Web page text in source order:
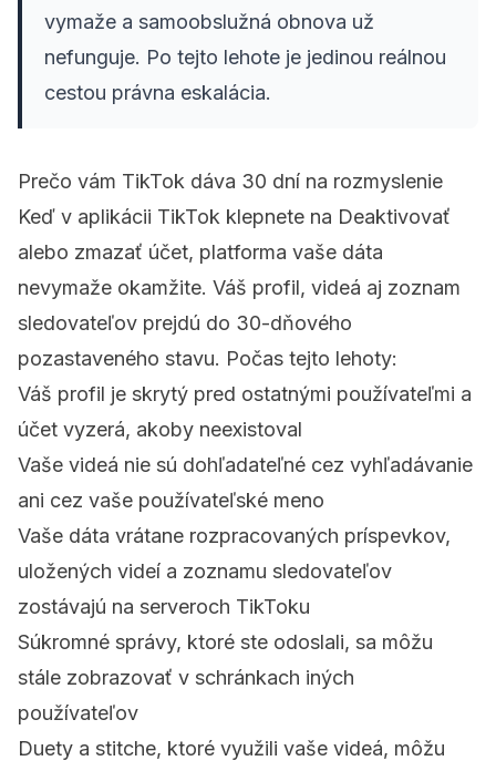
vymaže a samoobslužná obnova už
nefunguje. Po tejto lehote je jedinou reálnou
cestou právna eskalácia.
Prečo vám TikTok dáva 30 dní na rozmyslenie
Keď v aplikácii TikTok klepnete na Deaktivovať
alebo zmazať účet, platforma vaše dáta
nevymaže okamžite. Váš profil, videá aj zoznam
sledovateľov prejdú do 30-dňového
pozastaveného stavu. Počas tejto lehoty:
Váš profil je skrytý pred ostatnými používateľmi a
účet vyzerá, akoby neexistoval
Vaše videá nie sú dohľadateľné cez vyhľadávanie
ani cez vaše používateľské meno
Vaše dáta vrátane rozpracovaných príspevkov,
uložených videí a zoznamu sledovateľov
zostávajú na serveroch TikToku
Súkromné správy, ktoré ste odoslali, sa môžu
stále zobrazovať v schránkach iných
používateľov
Duety a stitche, ktoré využili vaše videá, môžu